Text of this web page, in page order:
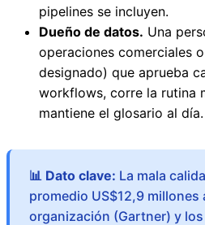
pipelines se incluyen.
Dueño de datos. Una
operaciones comerciales
designado) que aprueba
workflows, corre la rutina
mantiene el glosario al día.
📊 Dato clave: La mala
promedio US$12,9 millones
organización (Gartner) y